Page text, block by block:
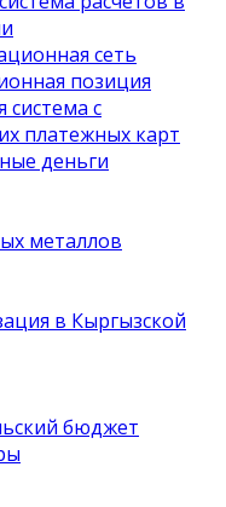
сеть
позиция
с
платежных карт
деньги
металлов
в Кыргызской
бюджет